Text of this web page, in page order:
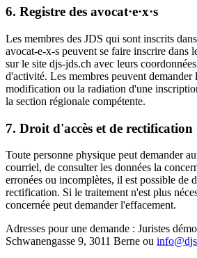
6. Registre des avocat·e·x·s
Les membres des JDS qui sont inscrits
avocat-e-x-s peuvent se faire inscrire dans
sur le site djs-jds.ch avec leurs
d'activité. Les membres peuvent
modification ou la radiation d'une
la section régionale compétente.
7. Droit d'accès et de rectification
Toute personne physique peut demander
courriel, de consulter les données la
erronées ou incomplètes, il est possible de
rectification. Si le traitement n'est plus
concernée peut demander l'effacement.
Adresses pour une demande : Juristes
Schwanengasse 9, 3011 Berne ou